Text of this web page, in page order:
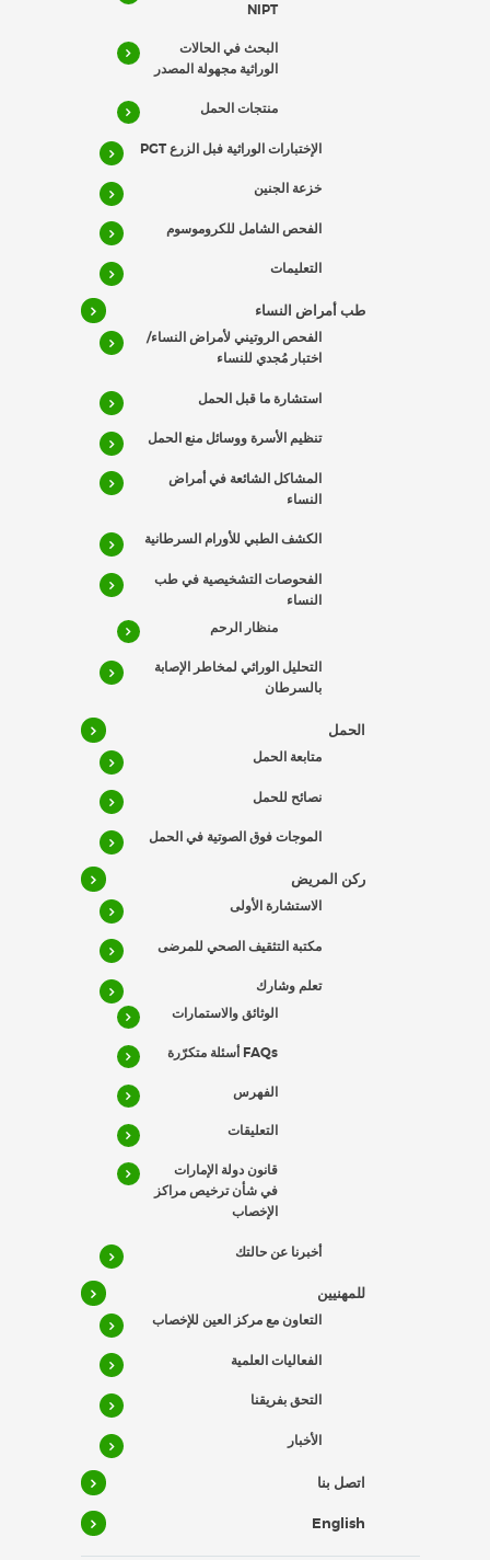
NIPT
البحث في الحالات
الوراثية مجهولة المصدر
منتجات الحمل
الإختبارات الوراثية فبل الزرع PGT
خزعة الجنين
الفحص الشامل للكروموسوم
التعليمات
طب أمراض النساء
الفحص الروتيني لأمراض النساء/
اختبار مُجدي للنساء
استشارة ما قبل الحمل
تنظيم الأسرة ووسائل منع الحمل
المشاكل الشائعة في أمراض
النساء
الكشف الطبي للأورام السرطانية
الفحوصات التشخيصية في طب
النساء
منظار الرحم
التحليل الوراثي لمخاطر الإصابة
بالسرطان
الحمل
متابعة الحمل
نصائح للحمل
الموجات فوق الصوتية في الحمل
ركن المريض
الاستشارة الأولى
مكتبة التثقيف الصحي للمرضى
تعلم وشارك
الوثائق والاستمارات
FAQs أسئلة متكرّرة
الفهرس
التعليقات
قانون دولة الإمارات
في شأن ترخيص مراكز
الإخصاب
أخبرنا عن حالتك
للمهنيين
التعاون مع مركز العين للإخصاب
الفعاليات العلمية
التحق بفريقنا
الأخبار
اتصل بنا
English